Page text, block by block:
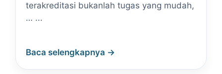
terakreditasi bukanlah tugas yang mudah,
… ...
Baca selengkapnya →